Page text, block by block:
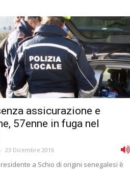
assicurazione e
57enne in fuga nel
- 23 Dicembre 2016
a Schio di origini senegalesi è